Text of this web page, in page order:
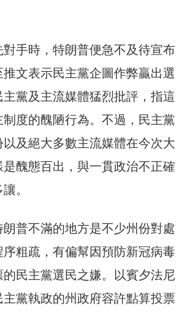
手時，特朗普便急不及待宣布
文表示民主黨企圖作弊贏出選
黨及主流媒體猛烈批評，指這
度的醜陋行為。不過，民主黨
及絕大多數主流媒體在今次大
醜態百出，與一貫政治不正確
。
普不滿的地方是不少州份對處
粗疏，有偏幫因預防新冠病毒
民主黨選民之嫌。以賓夕法尼
黨執政的州政府容許點算投票